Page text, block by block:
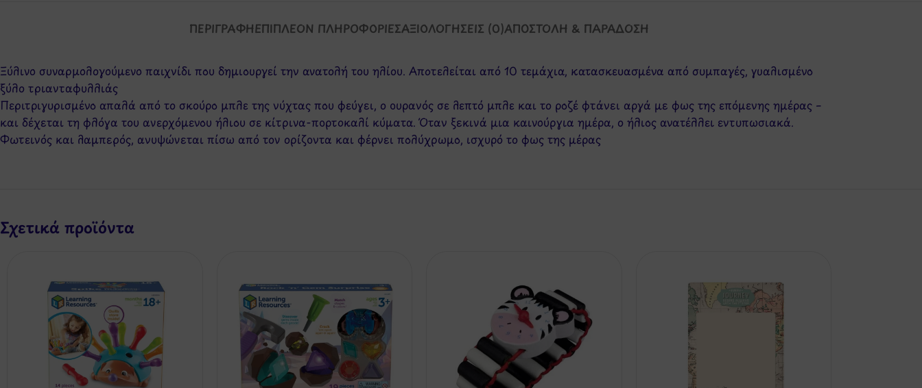
ΠΕΡΙΓΡΑΦΉΕΠΙΠΛΈΟΝ ΠΛΗΡΟΦΟΡΊΕΣΑΞΙΟΛΟΓΉΣΕΙΣ (0)ΑΠΟΣΤΟΛΉ & ΠΑΡΆΔΟΣΗ
Ξύλινο συναρμολογούμενο παιχνίδι που δημιουργεί την ανατολή του ηλίου. Αποτελείται από 10 τεμάχια, κατασκευασμένα από συμπαγές, γυαλισμένο
ξύλο τριανταφυλλιάς
Περιτριγυρισμένο απαλά από το σκούρο μπλε της νύχτας που φεύγει, ο ουρανός σε λεπτό μπλε και το ροζέ φτάνει αργά με φως της επόμενης ημέρας –
και δέχεται τη φλόγα του ανερχόμενου ήλιου σε κίτρινα-πορτοκαλί κύματα. Όταν ξεκινά μια καινούργια ημέρα, ο ήλιος ανατέλλει εντυπωσιακά.
Φωτεινός και λαμπερός, ανυψώνεται πίσω από τον ορίζοντα και φέρνει πολύχρωμο, ισχυρό το φως της μέρας
Σχετικά προϊόντα